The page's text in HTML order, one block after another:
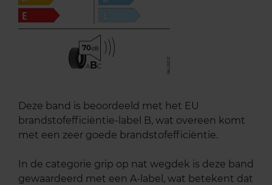
70
ABC
Deze band is beoordeeld met het EU
brandstofefficiëntie-label B, wat overeen komt
met een zeer goede brandstofefficiëntie.
In de categorie grip op nat wegdek is deze band
gewaardeerd met een A-label, wat betekent dat